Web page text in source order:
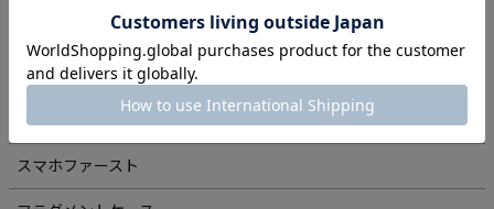
運気を上げる財布
メディア掲載アイテム
ミニ・コンパクトシリーズ
スマホファースト